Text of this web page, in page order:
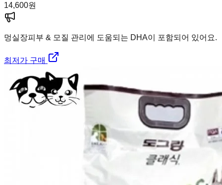
14,600원
멍실장피부 & 모질 관리에 도움되는 DHA이 포함되어 있어요.
최저가 구매